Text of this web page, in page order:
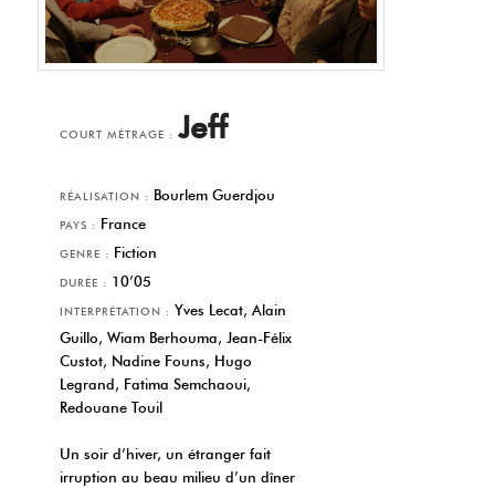
COURT MÉTRAGE :Jeff
RÉALISATION : Bourlem Guerdjou
PAYS : France
GENRE : Fiction
DURÉE : 10’05
INTERPRÉTATION : Yves Lecat, Alain
Guillo, Wiam Berhouma, Jean-Félix
Custot, Nadine Founs, Hugo
Legrand, Fatima Semchaoui,
Redouane Touil
Un soir d’hiver, un étranger fait
irruption au beau milieu d’un dîner